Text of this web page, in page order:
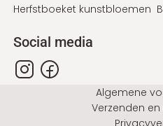
Herfstboeket kunstbloemen
Social media
Algemene
Verzenden